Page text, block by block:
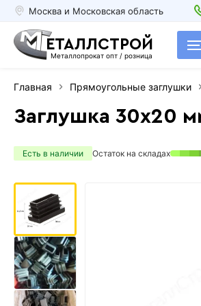
Москва и Московская область
ЕТАЛЛСТРОЙ
Металлопрокат опт / розница
Главная Прямоугольные заглушки
Заглушка 30х20
Есть в наличии Остаток на складах